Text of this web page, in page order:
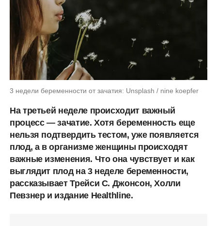
3 недели беременности от зачатия: Unsplash / nine koepfer
На третьей неделе происходит важный
процесс — зачатие. Хотя беременность еще
нельзя подтвердить тестом, уже появляется
плод, а в организме женщины происходят
важные изменения. Что она чувствует и как
выглядит плод на 3 неделе беременности,
рассказывает Трейси С. Джонсон, Холли
Певзнер и издание Healthline.